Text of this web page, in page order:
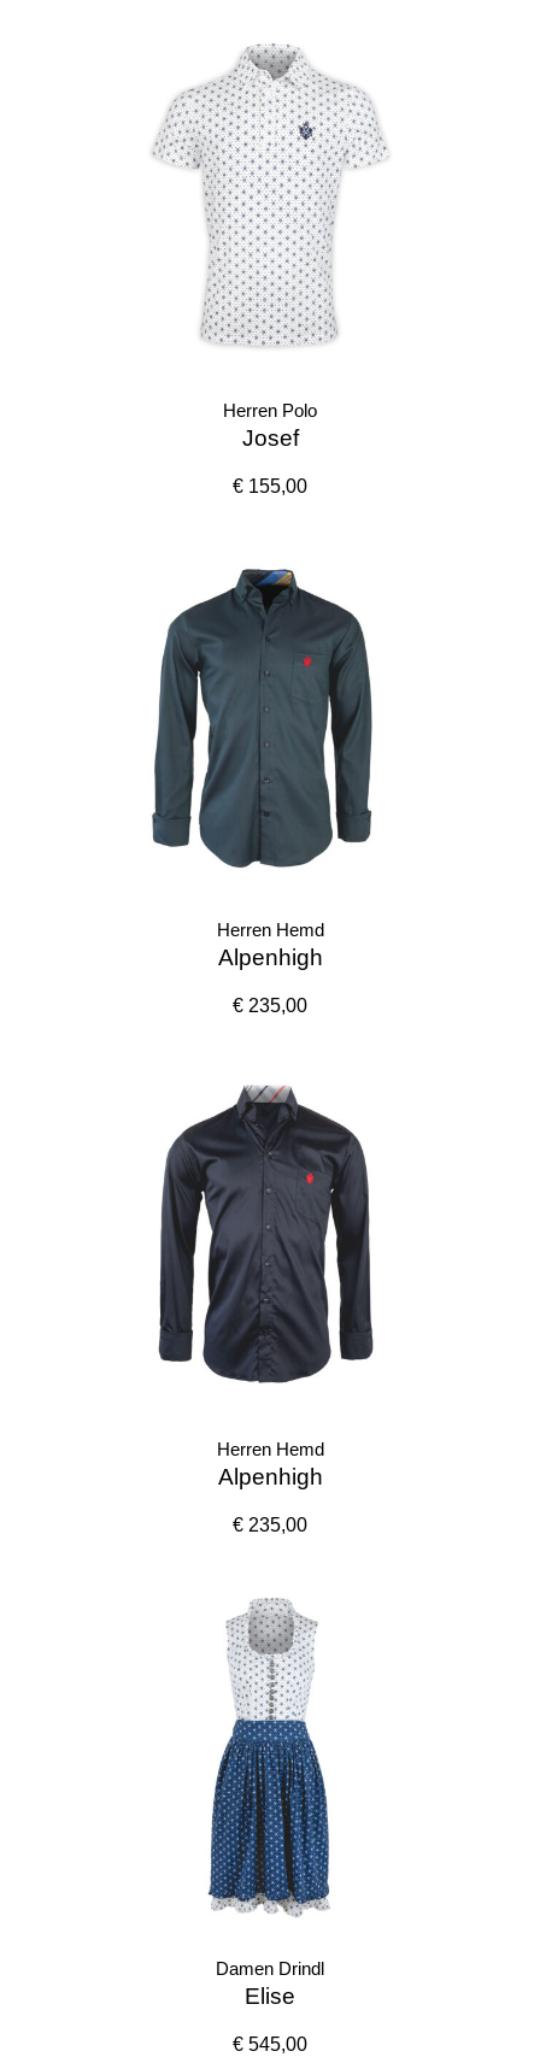
Herren Polo
Josef
€ 155,00
Herren Hemd
Alpenhigh
€ 235,00
Herren Hemd
Alpenhigh
€ 235,00
Damen Drindl
Elise
€ 545,00